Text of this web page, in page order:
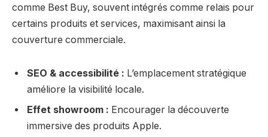
comme Best Buy, souvent intégrés comme relais pour
certains produits et services, maximisant ainsi la
couverture commerciale.
SEO & accessibilité : L’emplacement stratégique
améliore la visibilité locale.
Effet showroom : Encourager la découverte
immersive des produits Apple.